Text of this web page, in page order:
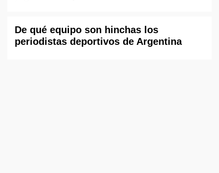
De qué equipo son hinchas los
periodistas deportivos de Argentina